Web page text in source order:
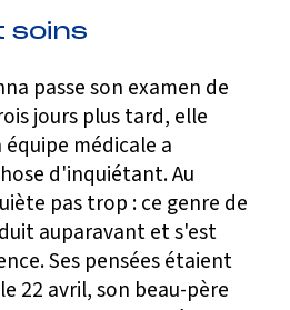
soins
passe son examen de
jours plus tard, elle
médicale a
d'inquiétant. Au
pas trop : ce genre de
auparavant et s'est
Ses pensées étaient
22 avril, son beau-père